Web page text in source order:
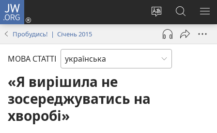
JW.ORG
Змінити
мову
сайту
Увійти
(відкривається
новому
вікні)
Пошук
на
сайті
Пробудись! | Січень 2015
МОВА СТАТТІ
«Я вирішила не
зосереджуватись на
хворобі»